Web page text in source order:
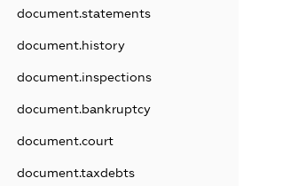
document.statements
document.history
document.inspections
document.bankruptcy
document.court
document.taxdebts